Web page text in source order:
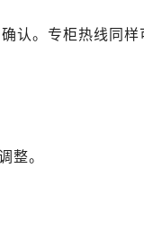
认。专柜热线同样
整。